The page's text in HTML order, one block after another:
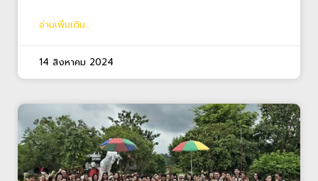
อ่านเพิ่มเติม...
14 สิงหาคม 2024